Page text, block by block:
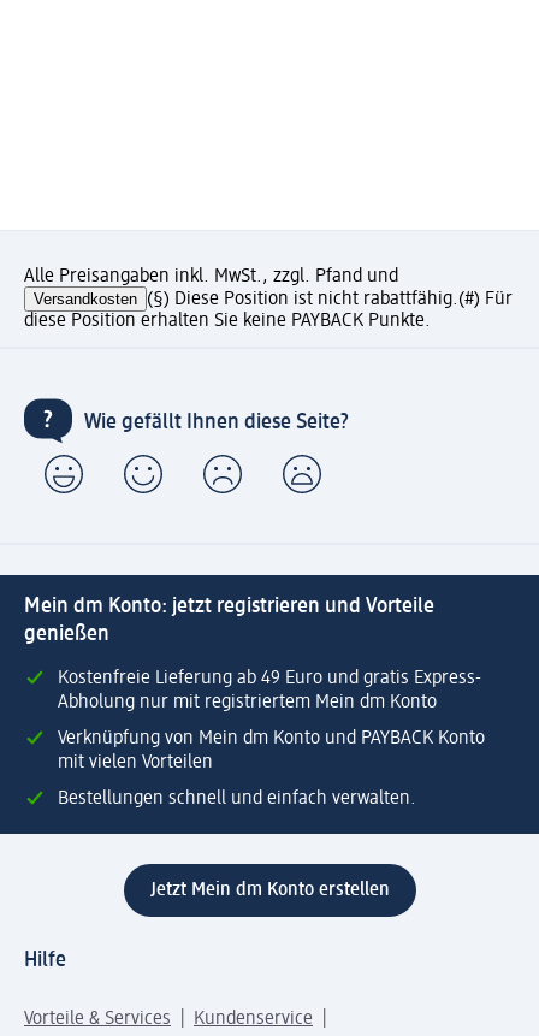
Alle Preisangaben inkl. MwSt., zzgl. Pfand und
Versandkosten (§) Diese Position ist nicht rabattfähig.(#) Für
diese Position erhalten Sie keine PAYBACK Punkte.
Wie gefällt Ihnen diese Seite?
Mein dm Konto: jetzt registrieren und Vorteile
genießen
Kostenfreie Lieferung ab 49 Euro und gratis Express-
Abholung nur mit registriertem Mein dm Konto
Verknüpfung von Mein dm Konto und PAYBACK Konto
mit vielen Vorteilen
Bestellungen schnell und einfach verwalten.
Jetzt Mein dm Konto erstellen
Hilfe
Vorteile & Services
Kundenservice